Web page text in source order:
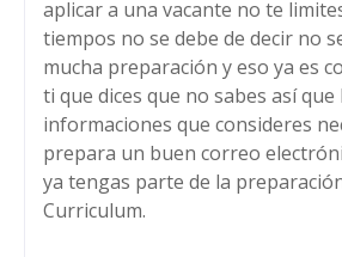
aplicar a una vacante no te
tiempos no se debe de decir no
mucha preparación y eso ya es
ti que dices que no sabes así que
informaciones que consideres
prepara un buen correo
ya tengas parte de la
Curriculum.